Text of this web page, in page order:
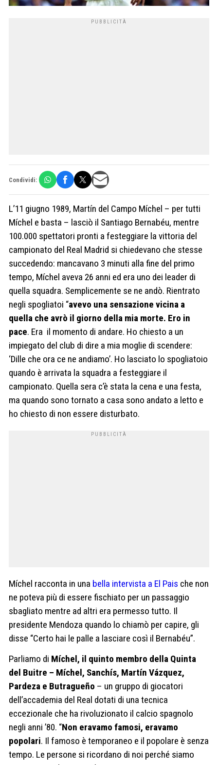
Condividi:
L’11 giugno 1989, Martín del Campo Míchel – per tutti
Míchel e basta – lasciò il Santiago Bernabéu, mentre
100.000 spettatori pronti a festeggiare la vittoria del
campionato del Real Madrid si chiedevano che stesse
succedendo: mancavano 3 minuti alla fine del primo
tempo, Míchel aveva 26 anni ed era uno dei leader di
quella squadra. Semplicemente se ne andò. Rientrato
negli spogliatoi “avevo una sensazione vicina a
quella che avrò il giorno della mia morte. Ero in
pace. Era il momento di andare. Ho chiesto a un
impiegato del club di dire a mia moglie di scendere:
‘Dille che ora ce ne andiamo’. Ho lasciato lo spogliatoio
quando è arrivata la squadra a festeggiare il
campionato. Quella sera c’è stata la cena e una festa,
ma quando sono tornato a casa sono andato a letto e
ho chiesto di non essere disturbato.
Míchel racconta in una bella intervista a El Pais che non
ne poteva più di essere fischiato per un passaggio
sbagliato mentre ad altri era permesso tutto. Il
presidente Mendoza quando lo chiamò per capire, gli
disse “Certo hai le palle a lasciare così il Bernabéu”.
Parliamo di Míchel, il quinto membro della Quinta
del Buitre – Míchel, Sanchís, Martín Vázquez,
Pardeza e Butragueño – un gruppo di giocatori
dell’accademia del Real dotati di una tecnica
eccezionale che ha rivoluzionato il calcio spagnolo
negli anni ’80. “Non eravamo famosi, eravamo
popolari. Il famoso è temporaneo e il popolare è senza
tempo. Le persone si ricordano di noi perché siamo